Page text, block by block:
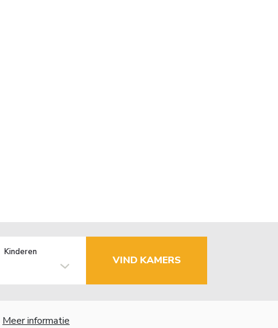
Kinderen
VIND KAMERS
Meer informatie